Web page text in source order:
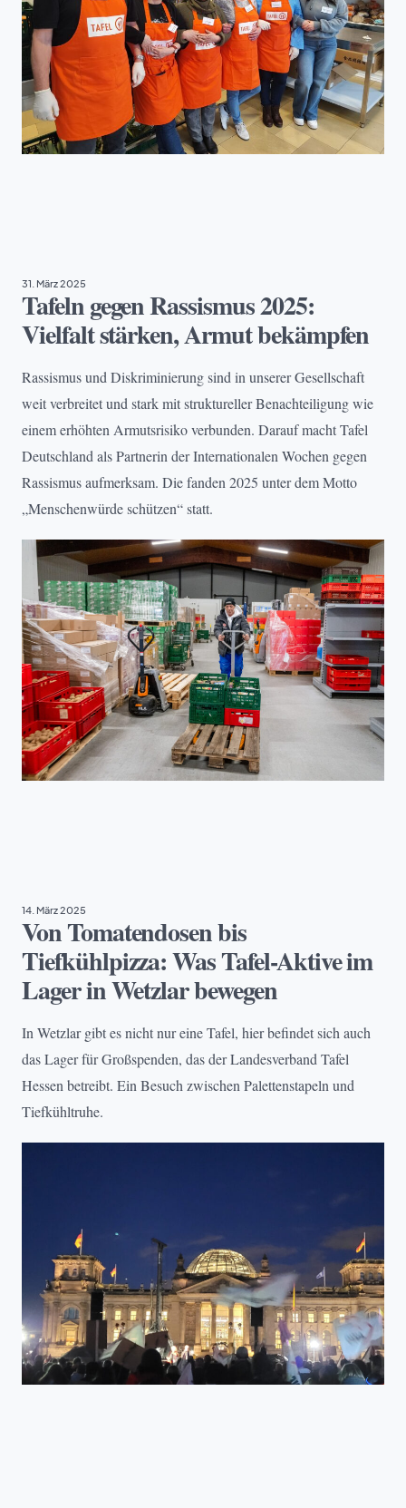
31. März 2025
Tafeln gegen Rassismus 2025:
Vielfalt stärken, Armut bekämpfen
Rassismus und Diskriminierung sind in unserer Gesellschaft
weit verbreitet und stark mit struktureller Benachteiligung wie
einem erhöhten Armutsrisiko verbunden. Darauf macht Tafel
Deutschland als Partnerin der Internationalen Wochen gegen
Rassismus aufmerksam. Die fanden 2025 unter dem Motto
„Menschenwürde schützen“ statt.
14. März 2025
Von Tomatendosen bis
Tiefkühlpizza: Was Tafel-Aktive im
Lager in Wetzlar bewegen
In Wetzlar gibt es nicht nur eine Tafel, hier befindet sich auch
das Lager für Großspenden, das der Landesverband Tafel
Hessen betreibt. Ein Besuch zwischen Palettenstapeln und
Tiefkühltruhe.